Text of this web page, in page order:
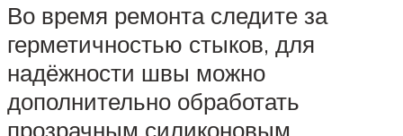
Во время ремонта следите за
герметичностью стыков, для
надёжности швы можно
дополнительно обработать
прозрачным силиконовым